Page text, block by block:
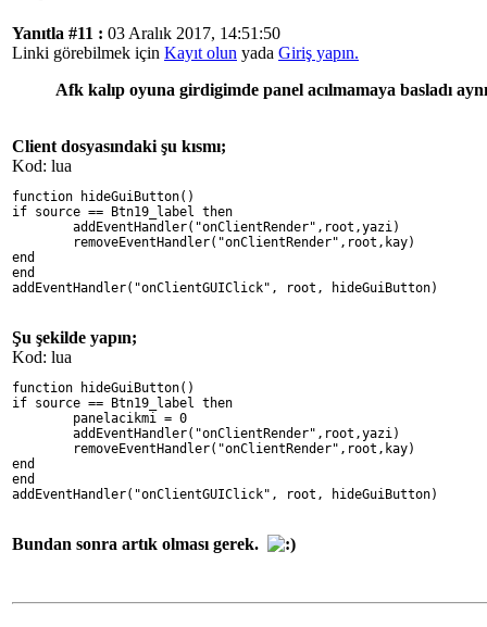
Yanıtla #11 : 03 Aralık 2017, 14:51:50
Linki görebilmek için Kayıt olun yada Giriş yapın.
Afk kalıp oyuna girdigimde panel acılmamaya basladı
Client dosyasındaki şu kısmı;
Kod: lua
function hideGuiButton()
if source == Btn19_label then
	addEventHandler("onClientRender",root,yazi)
	removeEventHandler("onClientRender",root,kay)
end
end
addEventHandler("onClientGUIClick", root, hideGuiButton)
Şu şekilde yapın;
Kod: lua
function hideGuiButton()
if source == Btn19_label then
	panelacikmi = 0
	addEventHandler("onClientRender",root,yazi)
	removeEventHandler("onClientRender",root,kay)
end
end
addEventHandler("onClientGUIClick", root, hideGuiButton)
Bundan sonra artık olması gerek.